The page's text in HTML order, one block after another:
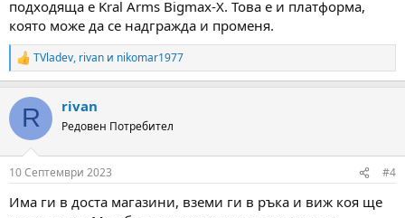
подходяща е Kral Arms Bigmax-X. Това е и платформа,
която може да се надгражда и променя.
R
e
c
i
s
TVladev, rivan и nikomar1977
R rivan
Редовен Потребител
10 Септември 2023 #4
Има ги в доста магазини, вземи ги в ръка и виж коя ще